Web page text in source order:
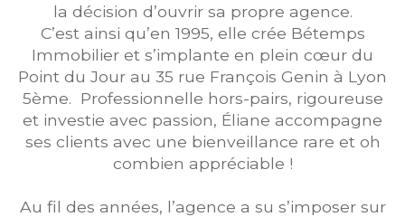
la décision d’ouvrir sa propre agence.
C’est ainsi qu’en 1995, elle crée Bétemps
Immobilier et s’implante en plein cœur du
Point du Jour au 35 rue François Genin à Lyon
5ème. Professionnelle hors-pairs, rigoureuse
et investie avec passion, Éliane accompagne
ses clients avec une bienveillance rare et oh
combien appréciable !
Au fil des années, l’agence a su s’imposer sur